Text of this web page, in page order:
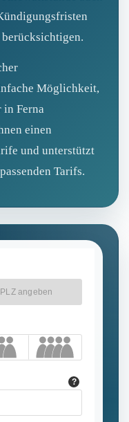
Möglichkeit,
in Ferna
einen
und unterstützt
Tarifs.